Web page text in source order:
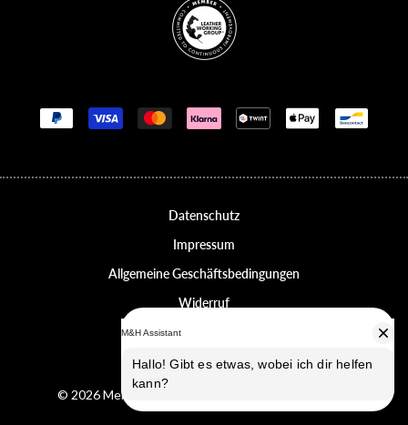
Zahlungsmethoden
Datenschutz
Impressum
Allgemeine Geschäftsbedingungen
Widerruf
Erklärung zur Barrierefreiheit
Datenschutz-Einstellungen
© 2026 Melvin & Hamilton, alle Rechte vorbehalten.